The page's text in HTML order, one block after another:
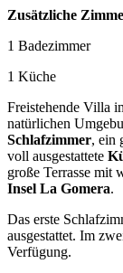
Zusätzliche
1 Badezimmer
1 Küche
Freistehende Villa
natürlichen
Schlafzimmer, ein
voll ausgestattete
große Terrasse mit
Insel La Gomera.
Das erste
ausgestattet. Im
Verfügung.